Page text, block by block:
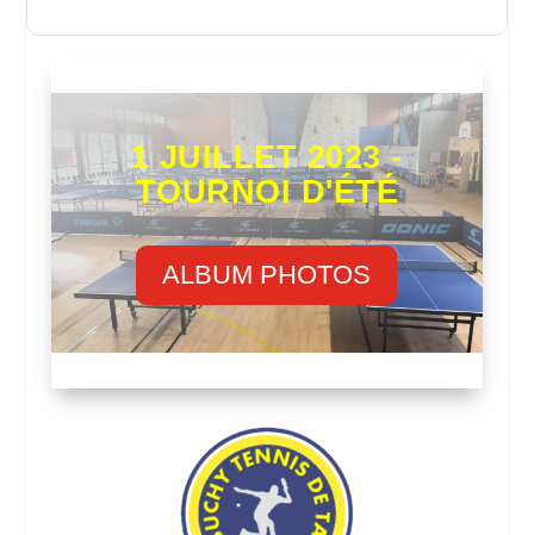
1 JUILLET 2023 -
TOURNOI D'ÉTÉ
ALBUM PHOTOS